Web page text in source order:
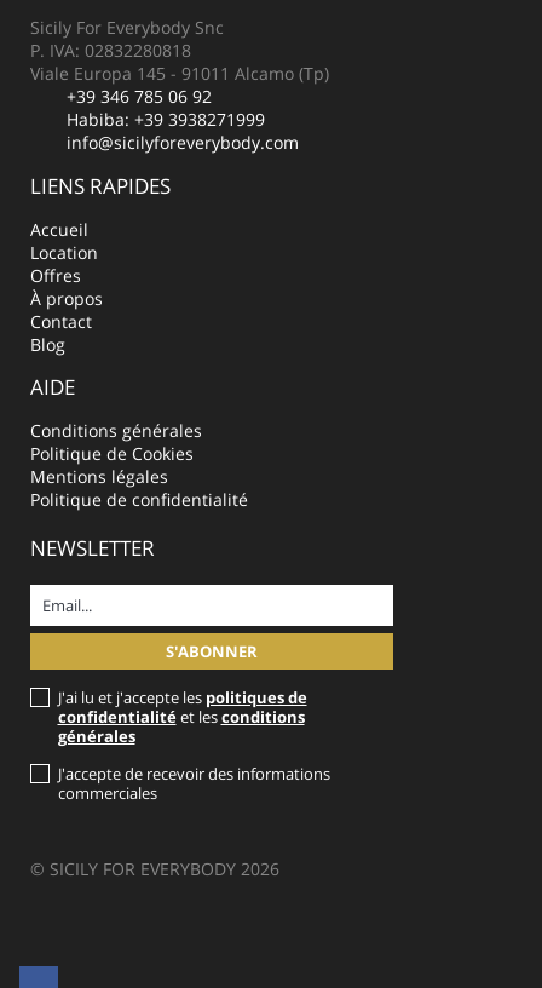
Sicily For Everybody Snc
P. IVA: 02832280818
Viale Europa 145 - 91011 Alcamo (Tp)
+39 346 785 06 92
Habiba: +39 3938271999
info@sicilyforeverybody.com
LIENS RAPIDES
Accueil
Location
Offres
À propos
Contact
Blog
AIDE
Conditions générales
Politique de Cookies
Mentions légales
Politique de confidentialité
NEWSLETTER
J'ai lu et j'accepte les politiques de
confidentialitéet lesconditions
générales
J'accepte de recevoir des informations
commerciales
© SICILY FOR EVERYBODY 2026